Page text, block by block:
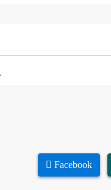
Facebook